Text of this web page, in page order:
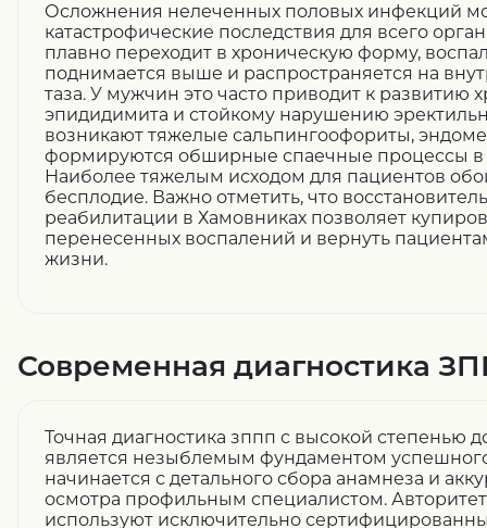
Осложнения нелеченных половых инфекций
катастрофические последствия для всего
плавно переходит в хроническую форму,
поднимается выше и распространяется на
таза. У мужчин это часто приводит к развитию
эпидидимита и стойкому нарушению
возникают тяжелые сальпингоофориты,
формируются обширные спаечные процессы в
Наиболее тяжелым исходом для пациентов
бесплодие. Важно отметить, что
реабилитации в Хамовниках позволяет
перенесенных воспалений и вернуть
жизни.
Современная диагностика
Точная диагностика зппп с высокой степенью
является незыблемым фундаментом
начинается с детального сбора анамнеза и
осмотра профильным специалистом.
используют исключительно